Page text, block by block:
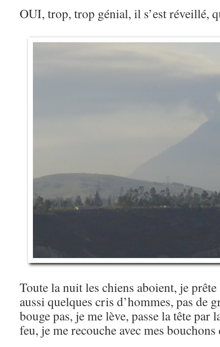
OUI, trop, trop génial, il s’est réveillé,
Toute la nuit les chiens aboient, je
aussi quelques cris d’hommes, pas de
bouge pas, je me lève, passe la tête par
feu, je me recouche avec mes